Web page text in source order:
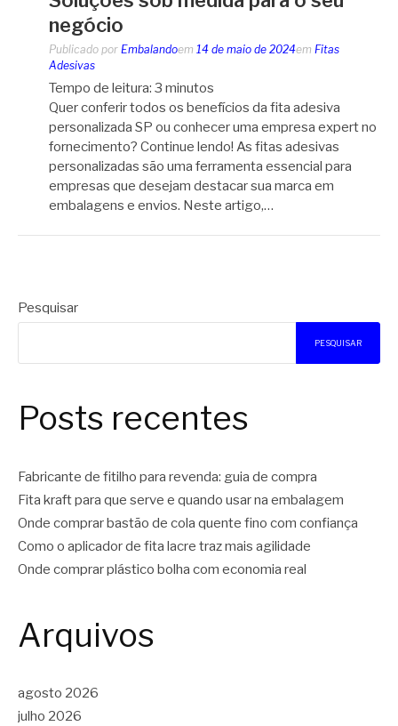
negócio
Publicado por Embalandoem 14 de maio de 2024em Fitas
Adesivas
Tempo de leitura: 3 minutos
Quer conferir todos os benefícios da fita adesiva
personalizada SP ou conhecer uma empresa expert no
fornecimento? Continue lendo! As fitas adesivas
personalizadas são uma ferramenta essencial para
empresas que desejam destacar sua marca em
embalagens e envios. Neste artigo,…
Pesquisar
PESQUISAR
Posts recentes
Fabricante de fitilho para revenda: guia de compra
Fita kraft para que serve e quando usar na embalagem
Onde comprar bastão de cola quente fino com confiança
Como o aplicador de fita lacre traz mais agilidade
Onde comprar plástico bolha com economia real
Arquivos
agosto 2026
julho 2026